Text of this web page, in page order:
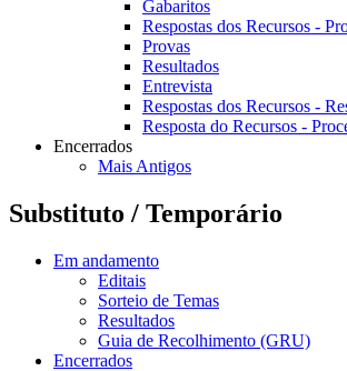
Gabaritos
Respostas dos Recursos -
Provas
Resultados
Entrevista
Respostas dos Recursos -
Resposta do Recursos -
Encerrados
Mais Antigos
Substituto / Temporário
Em andamento
Editais
Sorteio de Temas
Resultados
Guia de Recolhimento (GRU)
Encerrados